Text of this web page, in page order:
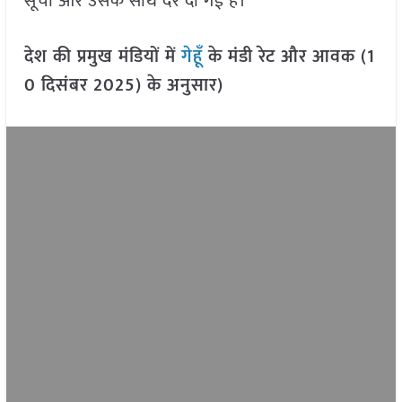
देश की प्रमुख मंडियों मेंगेहूँके मंडी रेट और आवक (1
0 दिसंबर 2025) के अनुसार)